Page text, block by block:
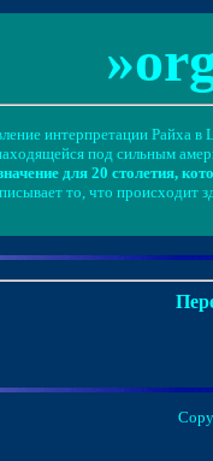
интерпретации Райха в
под сильным
для 20 столетия,
то, что происходит